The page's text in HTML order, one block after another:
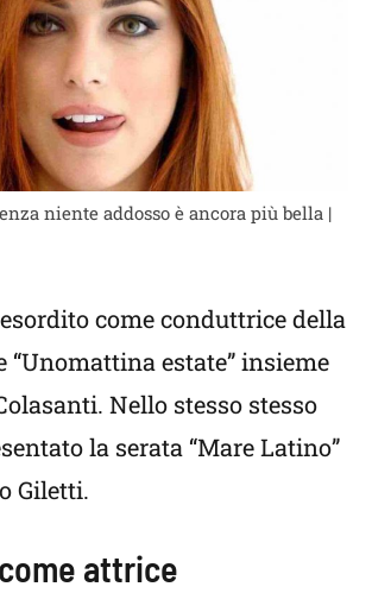
niente addosso è ancora più bella |
come conduttrice della
“Unomattina estate” insieme
Nello stesso stesso
la serata “Mare Latino”
Giletti.
attrice